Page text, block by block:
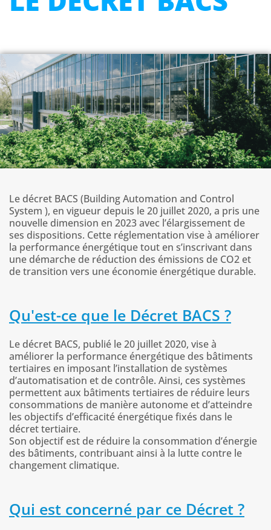
Le décret BACS (Building Automation and Control
System ), en vigueur depuis le 20 juillet 2020, a pris une
nouvelle dimension en 2023 avec l’élargissement de
ses dispositions. Cette réglementation vise à améliorer
la performance énergétique tout en s’inscrivant dans
une démarche de réduction des émissions de CO2 et
de transition vers une économie énergétique durable.
Qu'est-ce que le Décret BACS ?
Le décret BACS, publié le 20 juillet 2020, vise à
améliorer la performance énergétique des bâtiments
tertiaires en imposant l’installation de systèmes
d’automatisation et de contrôle. Ainsi, ces systèmes
permettent aux bâtiments tertiaires de réduire leurs
consommations de manière autonome et d’atteindre
les objectifs d’efficacité énergétique fixés dans le
décret tertiaire.
Son objectif est de réduire la consommation d’énergie
des bâtiments, contribuant ainsi à la lutte contre le
changement climatique.
Qui est concerné par ce Décret ?